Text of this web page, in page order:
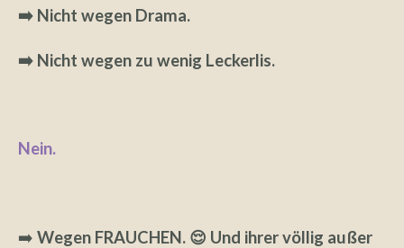
➡️ Nicht wegen Drama.
➡️ Nicht wegen zu wenig Leckerlis.
Nein.
➡️ Wegen FRAUCHEN. 😌 Und ihrer völlig außer